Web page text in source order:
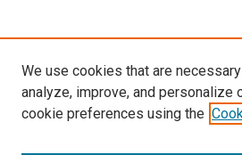
We use cookies that are
analyze, improve, and personalize
cookie preferences using the